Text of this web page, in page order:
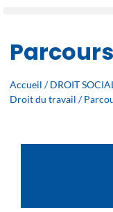
Accueil /DROIT
Droit du travail /